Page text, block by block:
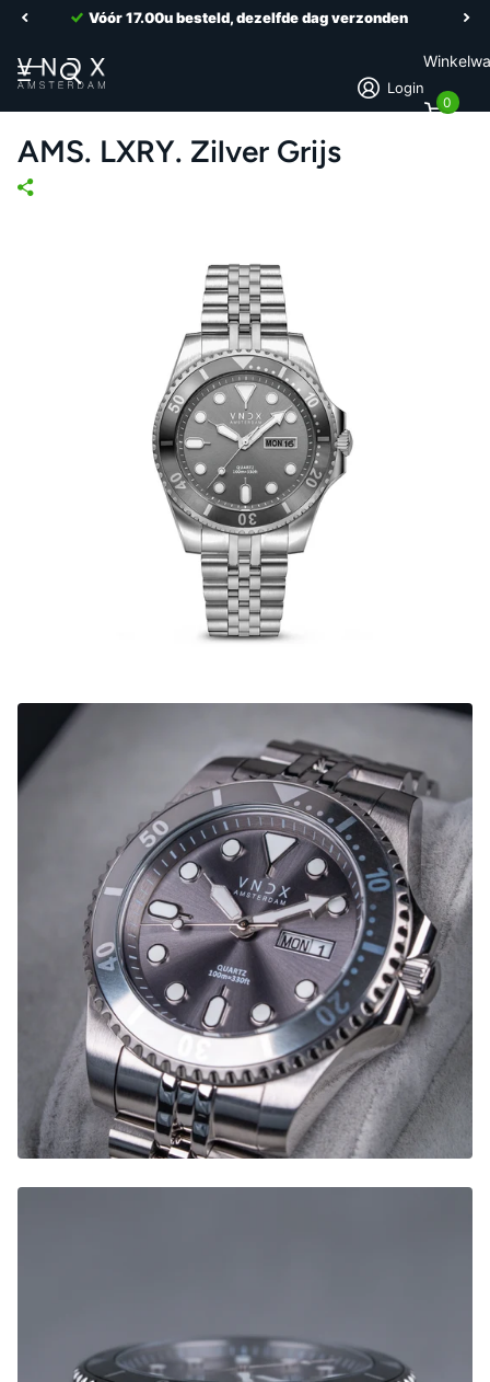
Vóór 17.00u besteld, dezelfde dag verzonden
Login
0
AMS. LXRY. Zilver Grijs